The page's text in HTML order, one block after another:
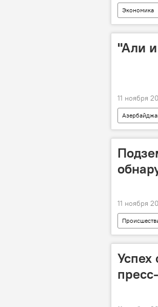
Экономика
Бакинское
"Али
11 ноября
Джафар
11 ноября